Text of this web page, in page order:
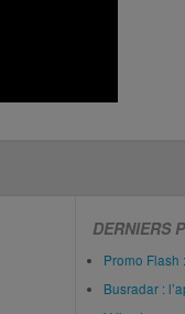
DERNIERS
Promo Flash
Busradar :